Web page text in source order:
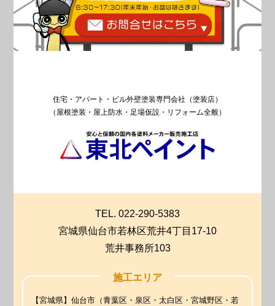
住宅・アパート・ビル外壁塗装専門会社（塗装店）
（屋根塗装・屋上防水・足場仮設・リフォーム全般）
TEL. 022-290-5383
宮城県仙台市若林区荒井4丁目17-10
荒井事務所103
施工エリア
【宮城県】仙台市（青葉区・泉区・太白区・宮城野区・若